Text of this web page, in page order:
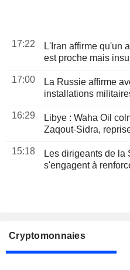
17:22
L'Iran affirme qu'un
est proche mais
17:00
La Russie affirme
installations
16:29
Libye : Waha Oil
Zaqout-Sidra,
15:18
Les dirigeants de la
s'engagent à
Cryptomonnaies